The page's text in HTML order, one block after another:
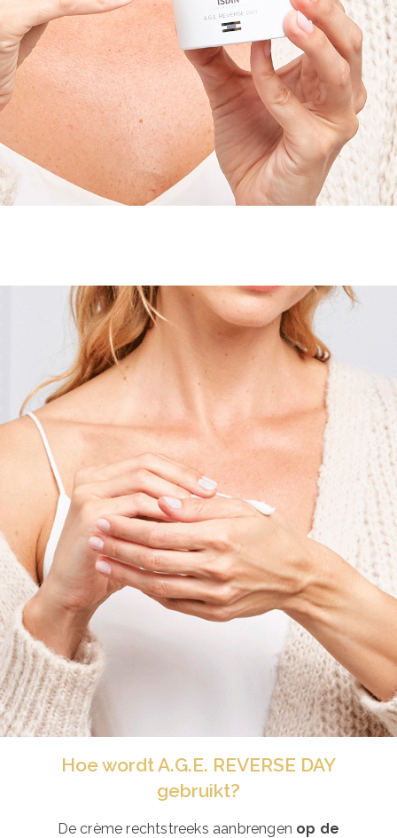
Hoe wordt A.G.E. REVERSE DAY
gebruikt?
De crème rechtstreeks aanbrengen op de